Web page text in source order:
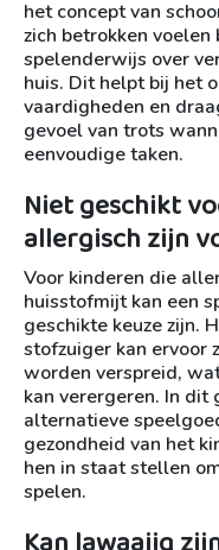
het concept van
zich betrokken
spelenderwijs over
huis. Dit helpt bij het
vaardigheden en
gevoel van trots
eenvoudige taken.
Niet geschikt
allergisch zijn
Voor kinderen die
huisstofmijt kan een
geschikte keuze zijn.
stofzuiger kan ervoor
worden verspreid,
kan verergeren. In dit
alternatieve
gezondheid van het
hen in staat stellen
spelen.